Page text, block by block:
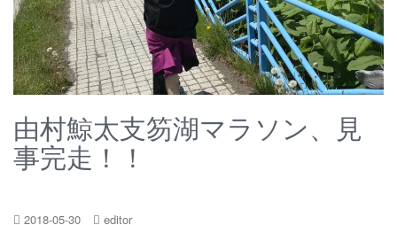
由村鯨太支笏湖マラソン、見
事完走！！
2018-05-30
editor